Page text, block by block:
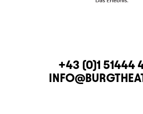
KONTAKTTELEFON
+43 (0)1 51444
E-MAIL